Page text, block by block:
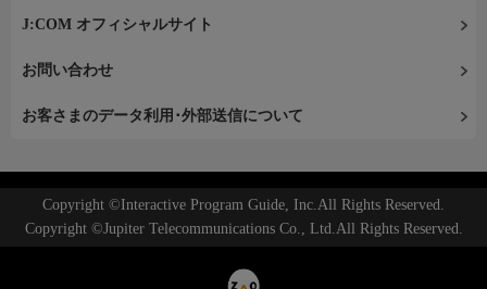
J:COM オフィシャルサイト
お問い合わせ
お客さまのデータ利用･外部送信について
Copyright ©Interactive Program Guide, Inc.All Rights Reserved.
Copyright ©Jupiter Telecommunications Co., Ltd.All Rights Reserved.